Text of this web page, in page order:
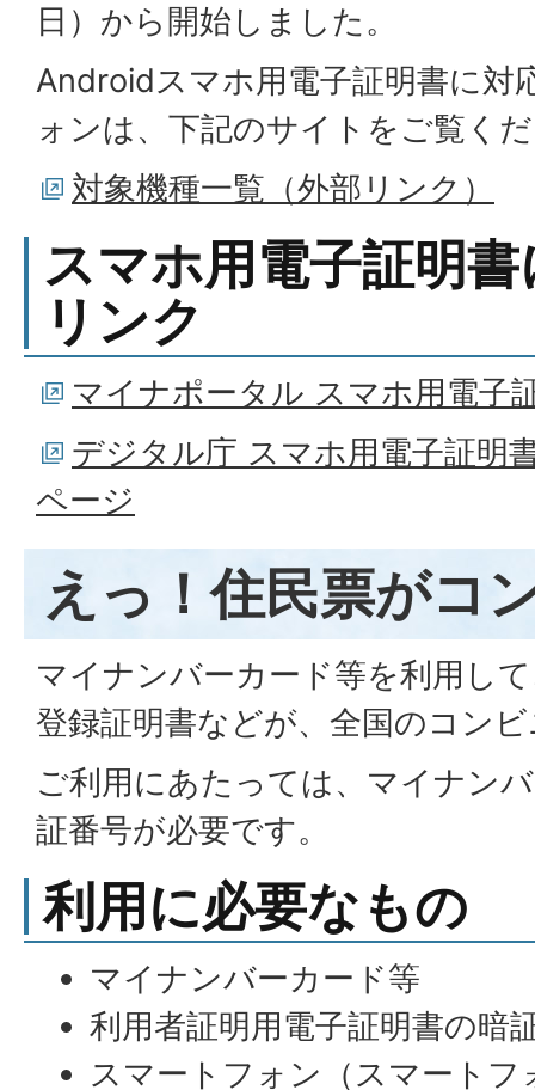
日）から開始しました。
Androidスマホ用電子証明書に対
ォンは、下記のサイトをご覧く
対象機種一覧（外部リンク）
スマホ用電子証明
リンク
マイナポータル スマホ用電子
デジタル庁 スマホ用電子証明
ページ
えっ！住民票がコ
マイナンバーカード等を利用し
登録証明書などが、全国のコン
ご利用にあたっては、マイナン
証番号が必要です。
利用に必要なもの
マイナンバーカード等
利用者証明用電子証明書の暗
スマートフォン（スマートフ